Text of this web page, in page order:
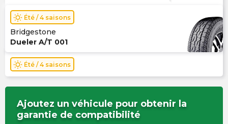
wb_sunny Été / 4 saisons
Bridgestone
Dueler A/T 001
wb_sunny Été / 4 saisons
Ajoutez un véhicule pour obtenir la
garantie de compatibilité